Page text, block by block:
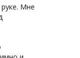
Мне